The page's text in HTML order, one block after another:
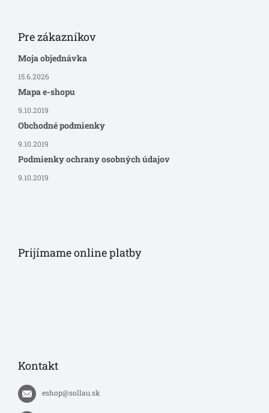
Pre zákazníkov
Moja objednávka
15.6.2026
Mapa e-shopu
9.10.2019
Obchodné podmienky
9.10.2019
Podmienky ochrany osobných údajov
9.10.2019
Prijímame online platby
Kontakt
eshop@sollau.sk